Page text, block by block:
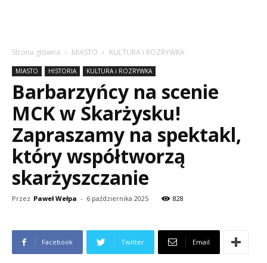
Strona główna MIASTO KULTURA i ROZRYWKA
MIASTO HISTORIA KULTURA i ROZRYWKA
Barbarzyńcy na scenie
MCK w Skarżysku!
Zapraszamy na spektakl,
który współtworzą
skarżyszczanie
Przez Paweł Wełpa - 6 października 2025 828
Facebook Twitter Email